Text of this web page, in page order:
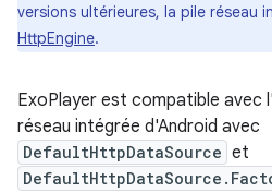
versions ultérieures, la pile réseau
HttpEngine.
ExoPlayer est compatible avec
réseau intégrée d'Android avec
DefaultHttpDataSource et